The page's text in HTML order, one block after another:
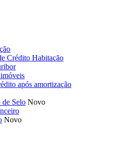
Crédito Habitação
após amortização
Selo Novo
Novo